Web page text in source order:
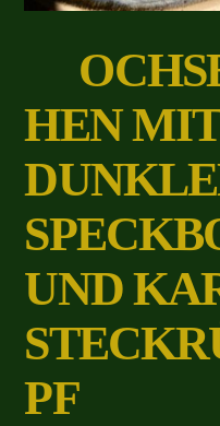
HEN
UND
PF